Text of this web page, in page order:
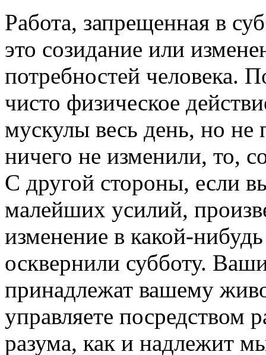
Работа, запрещенная в
это созидание или
потребностей человека.
чисто физическое
мускулы весь день, но не
ничего не изменили, то,
С другой стороны, если
малейших усилий,
изменение в какой-
осквернили субботу.
принадлежат вашему
управляете
разума, как и надлежит